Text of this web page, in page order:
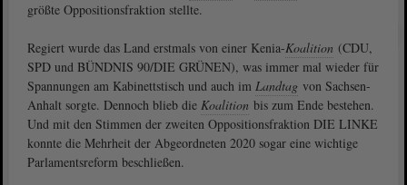
größte Oppositionsfraktion stellte.
Regiert wurde das Land erstmals von einer Kenia-Koalition (CDU,
SPD und BÜNDNIS 90/DIE GRÜNEN), was immer mal wieder für
Spannungen am Kabinettstisch und auch im Landtag von Sachsen-
Anhalt sorgte. Dennoch blieb die Koalition bis zum Ende bestehen.
Und mit den Stimmen der zweiten Oppositionsfraktion DIE LINKE
konnte die Mehrheit der Abgeordneten 2020 sogar eine wichtige
Parlamentsreform beschließen.